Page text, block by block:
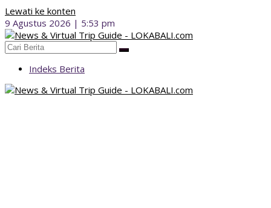
Lewati ke konten
9 Agustus 2026 | 5:53 pm
Indeks Berita